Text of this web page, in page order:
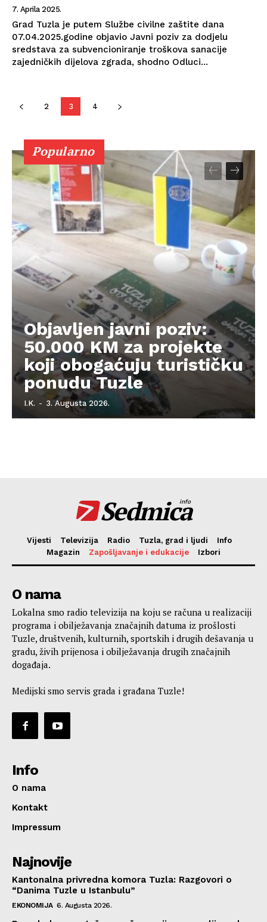
7. Aprila 2025.
Grad Tuzla je putem Službe civilne zaštite dana
07.04.2025.godine objavio Javni poziv za dodjelu
sredstava za subvencioniranje troškova sanacije
zajedničkih dijelova zgrada, shodno Odluci...
2 3 4
Popularno
Objavljen javni poziv:
50.000 KM za projekte
koji obogaćuju turističku
ponudu Tuzle
I.K. - 3. Augusta 2026.
Sedmica
info
Vijesti Televizija Radio Tuzla, grad i ljudi
Info
Magazin
Zapošljavanje i edukacije Izbori
O nama
Lokalna smo radio televizija na koju se računa u realizaciji
programa i obilježavanja značajnih datuma iz prošlosti
Tuzle, društvenih, kulturnih, sportskih i drugih dešavanja u
gradu, živih prijenosa i obilježavanja drugih značajnih
događaja.
Medijski smo servis grada i građana Tuzle!
Info
O nama
Kontakt
Impressum
Najnovije
Kantonalna privredna komora Tuzla: Razgovori o
“Danima Tuzle u Istanbulu”
EKONOMIJA 6. Augusta 2026.